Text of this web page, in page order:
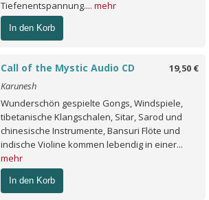
Tiefenentspannung.... mehr
In den Korb
19,50 €
Call of the Mystic Audio CD
Karunesh
Wunderschön gespielte Gongs, Windspiele,
tibetanische Klangschalen, Sitar, Sarod und
chinesische Instrumente, Bansuri Flöte und
indische Violine kommen lebendig in einer...
mehr
In den Korb